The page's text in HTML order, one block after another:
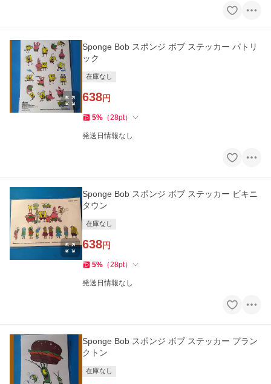
Sponge Bob スポンジ ボブ ステッカー パトリ
ック
在庫なし
638円
5% （28pt）
発送日情報なし
Sponge Bob スポンジ ボブ ステッカー ビキニ
タウン
在庫なし
638円
5% （28pt）
発送日情報なし
Sponge Bob スポンジ ボブ ステッカー プラン
クトン
在庫なし